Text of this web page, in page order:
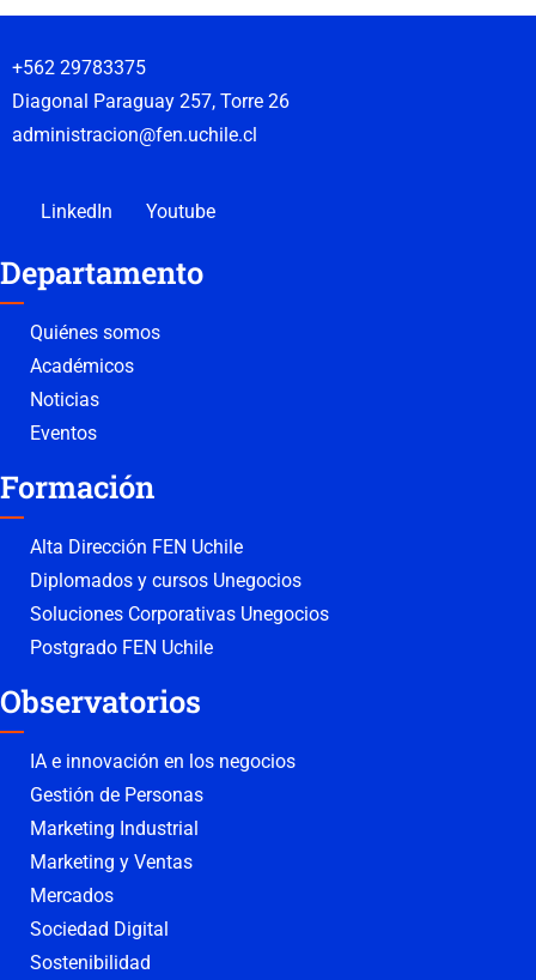
+562 29783375
Diagonal Paraguay 257, Torre 26
administracion@fen.uchile.cl
LinkedIn Youtube
Departamento
Quiénes somos
Académicos
Noticias
Eventos
Formación
Alta Dirección FEN Uchile
Diplomados y cursos Unegocios
Soluciones Corporativas Unegocios
Postgrado FEN Uchile
Observatorios
IA e innovación en los negocios
Gestión de Personas
Marketing Industrial
Marketing y Ventas
Mercados
Sociedad Digital
Sostenibilidad